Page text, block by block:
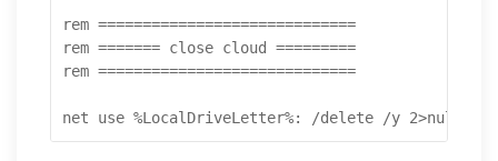
rem =============================
rem ======= close cloud =========
rem =============================
net use %LocalDriveLetter%: /delete /y 2>nul >nul